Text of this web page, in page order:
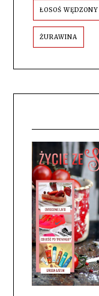
ŁOSOŚ WĘDZONY
ŻURAWINA